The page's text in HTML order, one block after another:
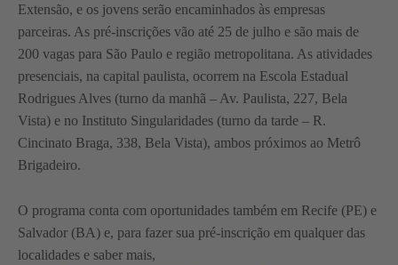
Extensão, e os jovens serão encaminhados às empresas
parceiras. As pré-inscrições vão até 25 de julho e são mais de
200 vagas para São Paulo e região metropolitana. As atividades
presenciais, na capital paulista, ocorrem na Escola Estadual
Rodrigues Alves (turno da manhã – Av. Paulista, 227, Bela
Vista) e no Instituto Singularidades (turno da tarde – R.
Cincinato Braga, 338, Bela Vista), ambos próximos ao Metrô
Brigadeiro.
O programa conta com oportunidades também em Recife (PE) e
Salvador (BA) e, para fazer sua pré-inscrição em qualquer das
localidades e saber mais,